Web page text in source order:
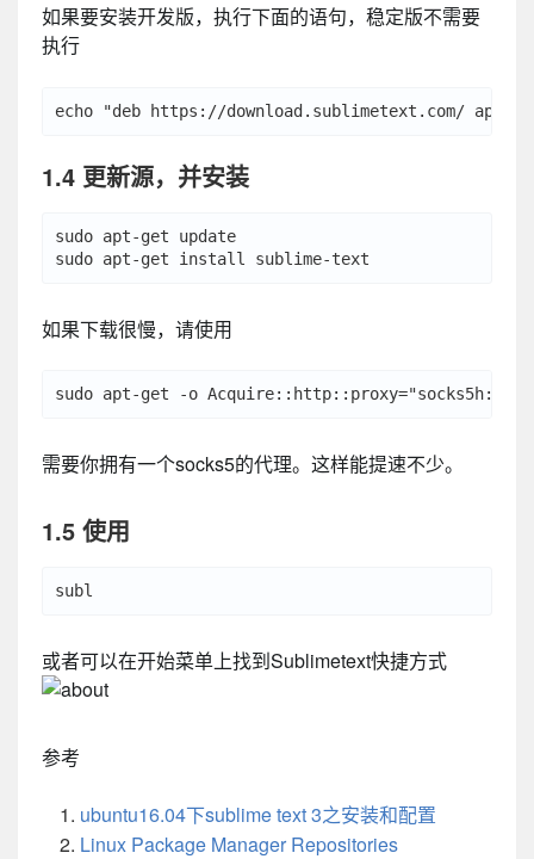
如果要安装开发版，执行下面的语句，稳定版不需要
执行
1.4 更新源，并安装
sudo apt-get update
如果下载很慢，请使用
需要你拥有一个socks5的代理。这样能提速不少。
1.5 使用
或者可以在开始菜单上找到Sublimetext快捷方式
参考
ubuntu16.04下sublime text 3之安装和配置
Linux Package Manager Repositories